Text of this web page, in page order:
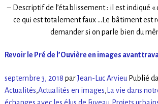
– Descriptif de l’établissement : il est indiqué «
ce qui est totalement faux …Le bâtiment est
demander si on parle bien du
Revoir le Pré de l’Ouvière en images avant
septembre 3, 2018 parJean-Luc Arvieu Publié
Actualités,Actualités en images, La vie dans
échanges avec les élus de Fuveau, Projets